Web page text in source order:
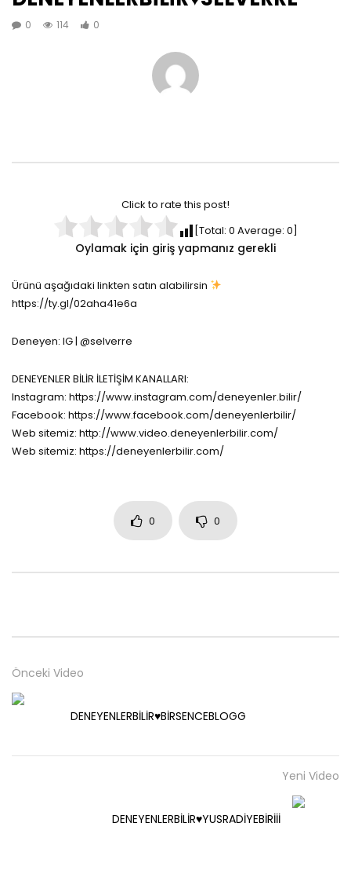
0 114 0
Click to rate this post!
[Total: 0 Average: 0]
Oylamak için giriş yapmanız gerekli
Ürünü aşağıdaki linkten satın alabilirsin
https://ty.gl/02aha41e6a
Deneyen: IG | @selverre
DENEYENLER BİLİR İLETİŞİM KANALLARI:
Instagram: https://www.instagram.com/deneyenler.bilir/
Facebook: https://www.facebook.com/deneyenlerbilir/
Web sitemiz: http://www.video.deneyenlerbilir.com/
Web sitemiz: https://deneyenlerbilir.com/
0 0
Önceki Video
DENEYENLERBİLİR♥️BİRSENCEBLOGG
Yeni Video
DENEYENLERBİLİR♥️YUSRADİYEBİRİİİ